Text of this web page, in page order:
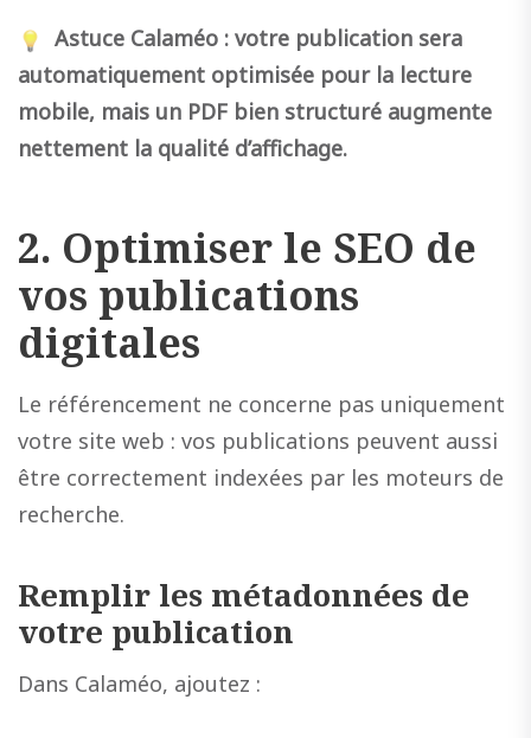
Astuce Calaméo : votre publication sera
automatiquement optimisée pour la lecture
mobile, mais un PDF bien structuré augmente
nettement la qualité d’affichage.
2. Optimiser le SEO de
vos publications
digitales
Le référencement ne concerne pas uniquement
votre site web : vos publications peuvent aussi
être correctement indexées par les moteurs de
recherche.
Remplir les métadonnées de
votre publication
Dans Calaméo, ajoutez :